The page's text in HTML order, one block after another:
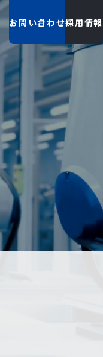
お問い合わせ採用情報